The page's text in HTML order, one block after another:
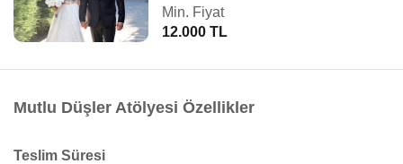
Min. Fiyat
12.000 TL
Mutlu Düşler Atölyesi Özellikler
Teslim Süresi